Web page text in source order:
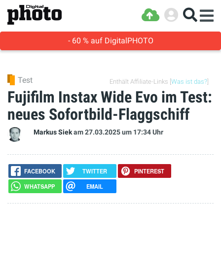
- 60 % auf DigitalPHOTO
Enthält Affiliate-Links [ Was ist das?
Test
Fujifilm Instax Wide Evo im Test:
neues Sofortbild-Flaggschiff
Markus Siekam 27.03.2025um 17:34 Uhr
FACEBOOK TWITTER
PINTEREST
WHATSAPP
EMAIL